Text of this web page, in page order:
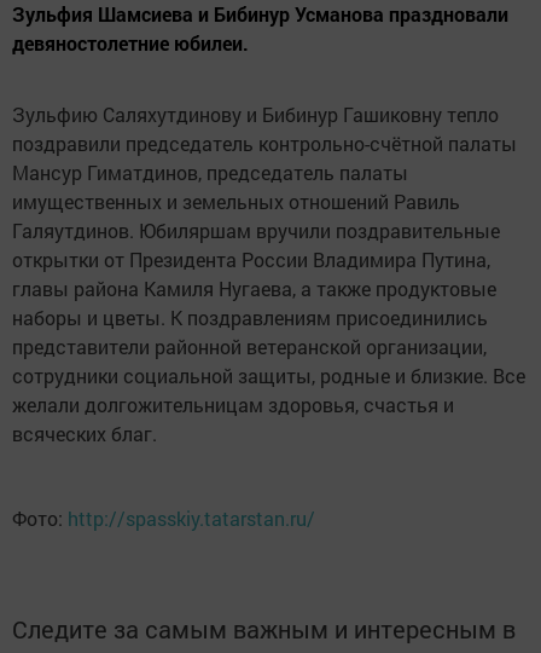
Зульфия Шамсиева и Бибинур Усманова праздновали
девяностолетние юбилеи.
Зульфию Саляхутдинову и Бибинур Гашиковну тепло
поздравили председатель контрольно-счётной палаты
Мансур Гиматдинов, председатель палаты
имущественных и земельных отношений Равиль
Галяутдинов. Юбиляршам вручили поздравительные
открытки от Президента России Владимира Путина,
главы района Камиля Нугаева, а также продуктовые
наборы и цветы. К поздравлениям присоединились
представители районной ветеранской организации,
сотрудники социальной защиты, родные и близкие. Все
желали долгожительницам здоровья, счастья и
всяческих благ.
Фото: http://spasskiy.tatarstan.ru/
Следите за самым важным и интересным в